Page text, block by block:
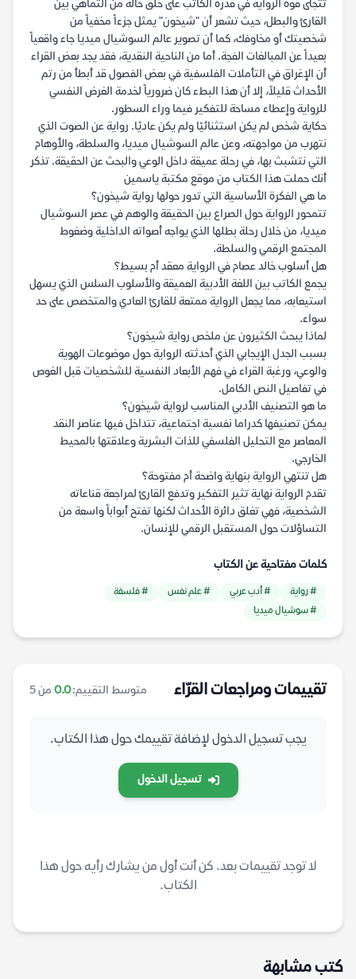
تتجلى قوة الرواية في قدرة الكاتب على خلق حالة من التماهي بين
القارئ والبطل، حيث تشعر أن "شيخون" يمثل جزءاً مخفياً من
شخصيتك أو مخاوفك، كما أن تصوير عالم السوشيال ميديا جاء واقعياً
بعيداً عن المبالغات الفجة. أما من الناحية النقدية، فقد يجد بعض القراء
أن الإغراق في التأملات الفلسفية في بعض الفصول قد أبطأ من رتم
الأحداث قليلاً، إلا أن هذا البطء كان ضرورياً لخدمة الغرض النفسي
للرواية وإعطاء مساحة للتفكير فيما وراء السطور.
حكاية شخص لم يكن استثنائيًا ولم يكن عاديًا. رواية عن الصوت الذي
نتهرب من مواجهته، وعن عالم السوشيال ميديا، والسلطة، والأوهام
التي نتشبث بها، في رحلة عميقة داخل الوعي والبحث عن الحقيقة. تذكر
أنك حملت هذا الكتاب من موقع مكتبة ياسمين
ما هي الفكرة الأساسية التي تدور حولها رواية شيخون؟
تتمحور الرواية حول الصراع بين الحقيقة والوهم في عصر السوشيال
ميديا، من خلال رحلة بطلها الذي يواجه أصواته الداخلية وضغوط
المجتمع الرقمي والسلطة.
هل أسلوب خالد عصام في الرواية معقد أم بسيط؟
يجمع الكاتب بين اللغة الأدبية العميقة والأسلوب السلس الذي يسهل
استيعابه، مما يجعل الرواية ممتعة للقارئ العادي والمتخصص على حد
سواء.
لماذا يبحث الكثيرون عن ملخص رواية شيخون؟
بسبب الجدل الإيجابي الذي أحدثته الرواية حول موضوعات الهوية
والوعي، ورغبة القراء في فهم الأبعاد النفسية للشخصيات قبل الغوص
في تفاصيل النص الكامل.
ما هو التصنيف الأدبي المناسب لرواية شيخون؟
يمكن تصنيفها كدراما نفسية اجتماعية، تتداخل فيها عناصر النقد
المعاصر مع التحليل الفلسفي للذات البشرية وعلاقتها بالمحيط
الخارجي.
هل تنتهي الرواية بنهاية واضحة أم مفتوحة؟
تقدم الرواية نهاية تثير التفكير وتدفع القارئ لمراجعة قناعاته
الشخصية، فهي تغلق دائرة الأحداث لكنها تفتح أبواباً واسعة من
التساؤلات حول المستقبل الرقمي للإنسان.
كلمات مفتاحية عن الكتاب
# رواية # أدب عربي # علم نفس
# فلسفة
# سوشيال ميديا
تقييمات ومراجعات القرّاء متوسط التقييم:0.0 من 5
يجب تسجيل الدخول لإضافة تقييمك حول هذا الكتاب.
تسجيل الدخول
لا توجد تقييمات بعد. كن أنت أول من يشارك رأيه حول هذا
الكتاب.
كتب مشابهة